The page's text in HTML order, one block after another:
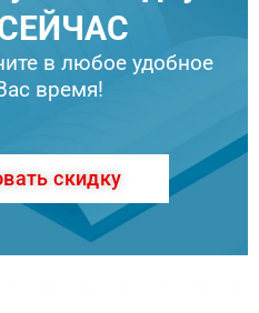
СЕЙЧАС
в любое удобное
время!
скидку